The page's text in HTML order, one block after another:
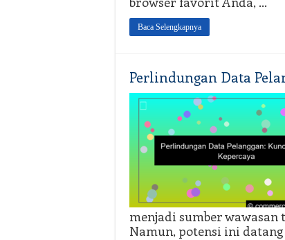
Baca Selengkapnya
Perlindungan Data
menjadi sumber
Namun, potensi ini